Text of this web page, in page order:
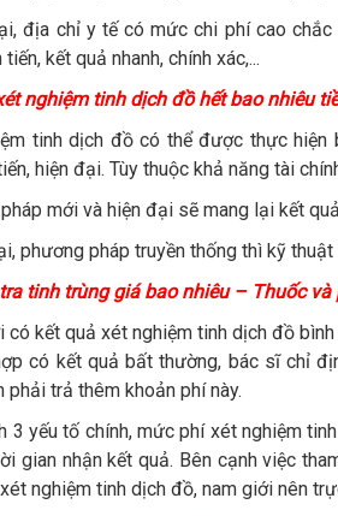
địa chỉ y tế có mức chi phí cao
kết quả nhanh, chính xác,...
nghiệm tinh dịch đồ hết bao nhiêu
tinh dịch đồ có thể được thực hiện
hiện đại. Tùy thuộc khả năng tài
mới và hiện đại sẽ mang lại kết
phương pháp truyền thống thì kỹ
tinh trùng giá bao nhiêu – Thuốc
có kết quả xét nghiệm tinh dịch đồ
có kết quả bất thường, bác sĩ chỉ
phải trả thêm khoản phí này.
3 yếu tố chính, mức phí xét nghiệm
gian nhận kết quả. Bên cạnh việc
nghiệm tinh dịch đồ, nam giới nên